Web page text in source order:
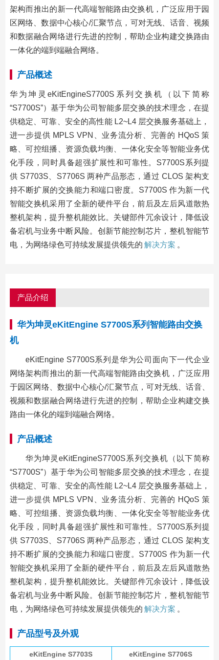
架构而推出的新一代高端智能路由交换机，广泛应用于园
区网络、数据中心核心/汇聚节点，可对无线、话音、视频
和数据融合网络进行先进的控制，帮助企业构建交换路由
一体化的端到端融合网络。
产品概述
华为坤灵eKitEngineS7700S系列交换机（以下简称
“S7700S”）基于华为公司智能多层交换的技术理念，在提
供稳定、可靠、安全的高性能 L2~L4 层交换服务基础上，
进一步提供 MPLS VPN、业务流分析、完善的 HQoS 策
略、可控组播、资源负载均衡、一体化安全等智能业务优
化手段，同时具备超强扩展性和可靠性。S7700S系列提
供 S7703S、S7706S 两种产品形态，通过 CLOS 架构支
持不断扩展的交换能力和端口密度。S7700S 作为新一代
智能交换机采用了全新的硬件平台，前后及左后风道散热
整机架构，提升整机能效比。关键部件冗余设计，降低设
备宕机与业务中断风险。创新节能控制芯片，整机智能节
电，为网络绿色可持续发展提供领先的 解决方案 。
产品介绍
华为坤灵eKitEngine S7700S系列智能路由交换
机
eKitEngine S7700S系列是华为公司面向下一代企业
网络架构而推出的新一代高端智能路由交换机，广泛应用
于园区网络、数据中心核心/汇聚节点，可对无线、话音、
视频和数据融合网络进行先进的控制，帮助企业构建交换
路由一体化的端到端融合网络。
产品概述
华为坤灵eKitEngineS7700S系列交换机（以下简称
“S7700S”）基于华为公司智能多层交换的技术理念，在提
供稳定、可靠、安全的高性能 L2~L4 层交换服务基础上，
进一步提供 MPLS VPN、业务流分析、完善的 HQoS 策
略、可控组播、资源负载均衡、一体化安全等智能业务优
化手段，同时具备超强扩展性和可靠性。S7700S系列提
供 S7703S、S7706S 两种产品形态，通过 CLOS 架构支
持不断扩展的交换能力和端口密度。S7700S 作为新一代
智能交换机采用了全新的硬件平台，前后及左后风道散热
整机架构，提升整机能效比。关键部件冗余设计，降低设
备宕机与业务中断风险。创新节能控制芯片，整机智能节
电，为网络绿色可持续发展提供领先的 解决方案 。
产品型号及外观
eKitEngine S7703S eKitEngine S7706S